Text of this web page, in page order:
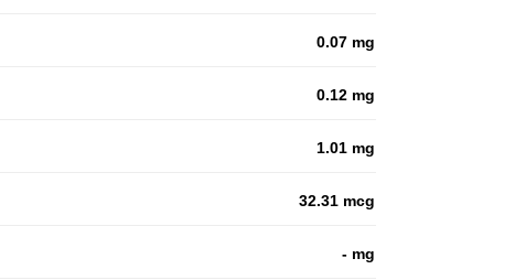
0.07 mg
0.12 mg
1.01 mg
32.31 mcg
- mg